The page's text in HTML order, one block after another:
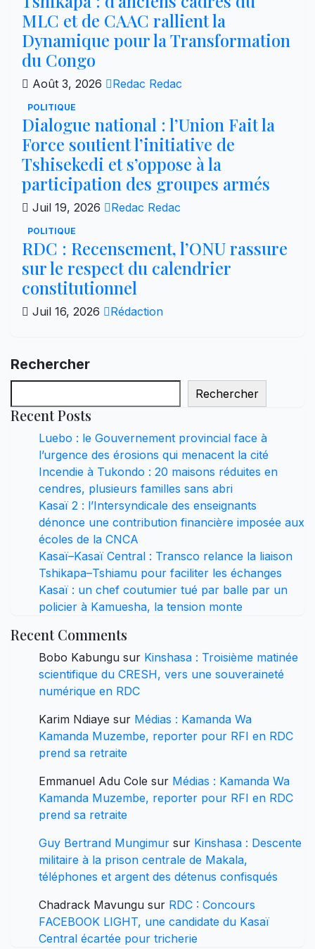
MLC et de CAAC rallient la
Dynamique pour la Transformation
du Congo
Août 3, 2026 Redac Redac
POLITIQUE
Dialogue national : l’Union Fait la
Force soutient l’initiative de
Tshisekedi et s’oppose à la
participation des groupes armés
Juil 19, 2026 Redac Redac
POLITIQUE
RDC : Recensement, l’ONU rassure
sur le respect du calendrier
constitutionnel
Juil 16, 2026 Rédaction
Rechercher
Rechercher
Recent Posts
Luebo : le Gouvernement provincial face à
l’urgence des érosions qui menacent la cité
Incendie à Tukondo : 20 maisons réduites en
cendres, plusieurs familles sans abri
Kasaï 2 : l’Intersyndicale des enseignants
dénonce une contribution financière imposée aux
écoles de la CNCA
Kasaï–Kasaï Central : Transco relance la liaison
Tshikapa–Tshiamu pour faciliter les échanges
Kasaï : un chef coutumier tué par balle par un
policier à Kamuesha, la tension monte
Recent Comments
Bobo Kabungu sur Kinshasa : Troisième matinée
scientifique du CRESH, vers une souveraineté
numérique en RDC
Karim Ndiaye sur Médias : Kamanda Wa
Kamanda Muzembe, reporter pour RFI en RDC
prend sa retraite
Emmanuel Adu Cole sur Médias : Kamanda Wa
Kamanda Muzembe, reporter pour RFI en RDC
prend sa retraite
Guy Bertrand Mungimur sur Kinshasa : Descente
militaire à la prison centrale de Makala,
téléphones et argent des détenus confisqués
Chadrack Mavungu sur RDC : Concours
FACEBOOK LIGHT, une candidate du Kasaï
Central écartée pour tricherie